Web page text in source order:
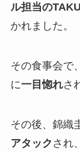
ル担当の
かれました。
その食事会で
に一目惚れさ
その後、錦織
アタック され